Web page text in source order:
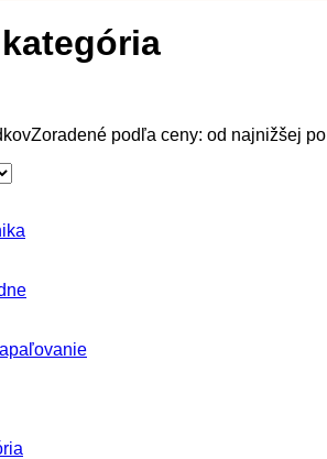
Zoradené podľa ceny: od najnižšej